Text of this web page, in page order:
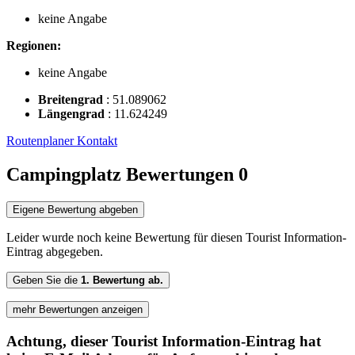
keine Angabe
Regionen:
keine Angabe
Breitengrad : 51.089062
Längengrad : 11.624249
RoutenplanerKontakt
Campingplatz Bewertungen 0
Eigene Bewertung abgeben
Leider wurde noch keine Bewertung für diesen Tourist Information-
Eintrag abgegeben.
Geben Sie die 1. Bewertung ab.
mehr Bewertungen anzeigen
Achtung, dieser Tourist Information-Eintrag hat